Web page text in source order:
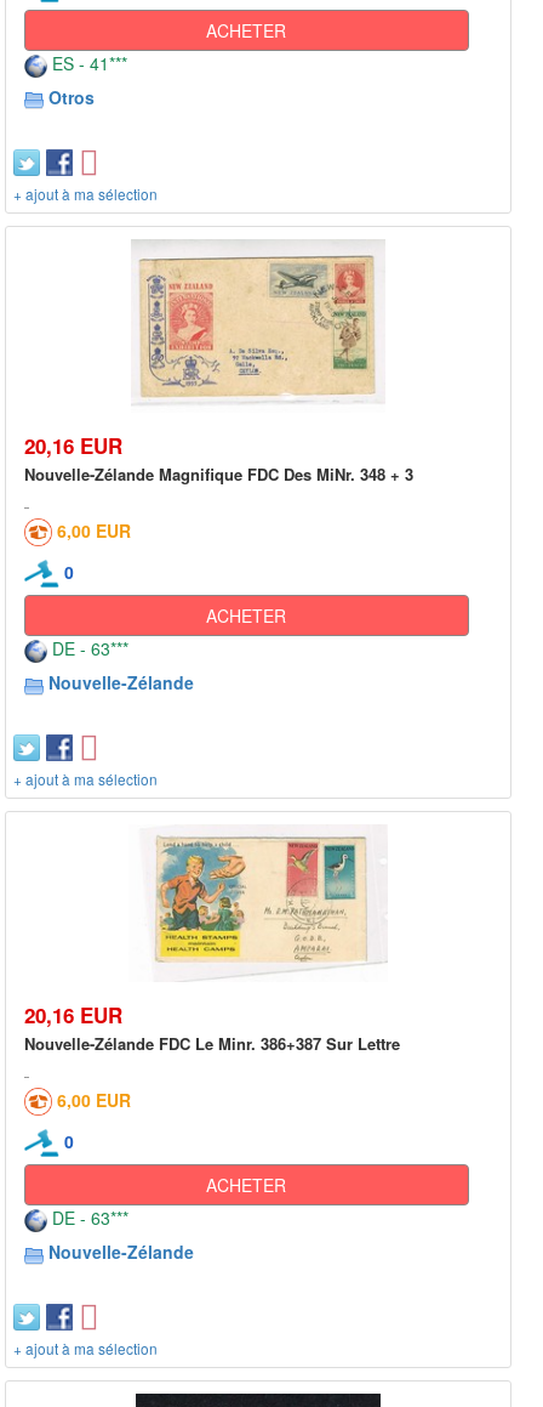
ACHETER
ES - 41***
Otros
+ ajout à ma sélection
20,16 EUR
Nouvelle-Zélande Magnifique FDC Des MiNr. 348 + 3
6,00 EUR
0
ACHETER
DE - 63***
Nouvelle-Zélande
+ ajout à ma sélection
20,16 EUR
Nouvelle-Zélande FDC Le Minr. 386+387 Sur Lettre
6,00 EUR
0
ACHETER
DE - 63***
Nouvelle-Zélande
+ ajout à ma sélection